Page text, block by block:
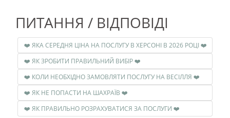
ПИТАННЯ / ВІДПОВІДІ
❤️ ЯКА СЕРЕДНЯ ЦІНА НА ПОСЛУГУ В ХЕРСОНІ В 2026 РОЦІ ❤️
❤️ ЯК ЗРОБИТИ ПРАВИЛЬНИЙ ВИБІР ❤️
❤️ КОЛИ НЕОБХІДНО ЗАМОВЛЯТИ ПОСЛУГУ НА ВЕСІЛЛЯ ❤️
❤️ ЯК НЕ ПОПАСТИ НА ШАХРАЇВ ❤️
❤️ ЯК ПРАВИЛЬНО РОЗРАХУВАТИСЯ ЗА ПОСЛУГИ ❤️